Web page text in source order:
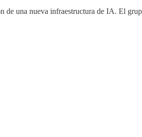
de una nueva infraestructura de IA. El